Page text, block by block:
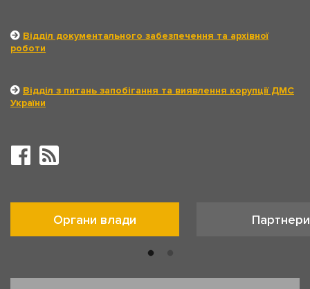
Відділ документального забезпечення та архівної
роботи
Відділ з питань запобігання та виявлення корупції ДМС
України
Органи влади Партнери